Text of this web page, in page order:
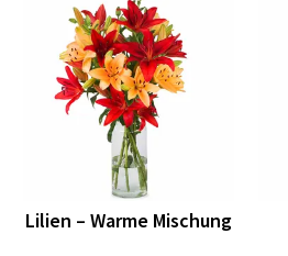
Lilien – Warme Mischung